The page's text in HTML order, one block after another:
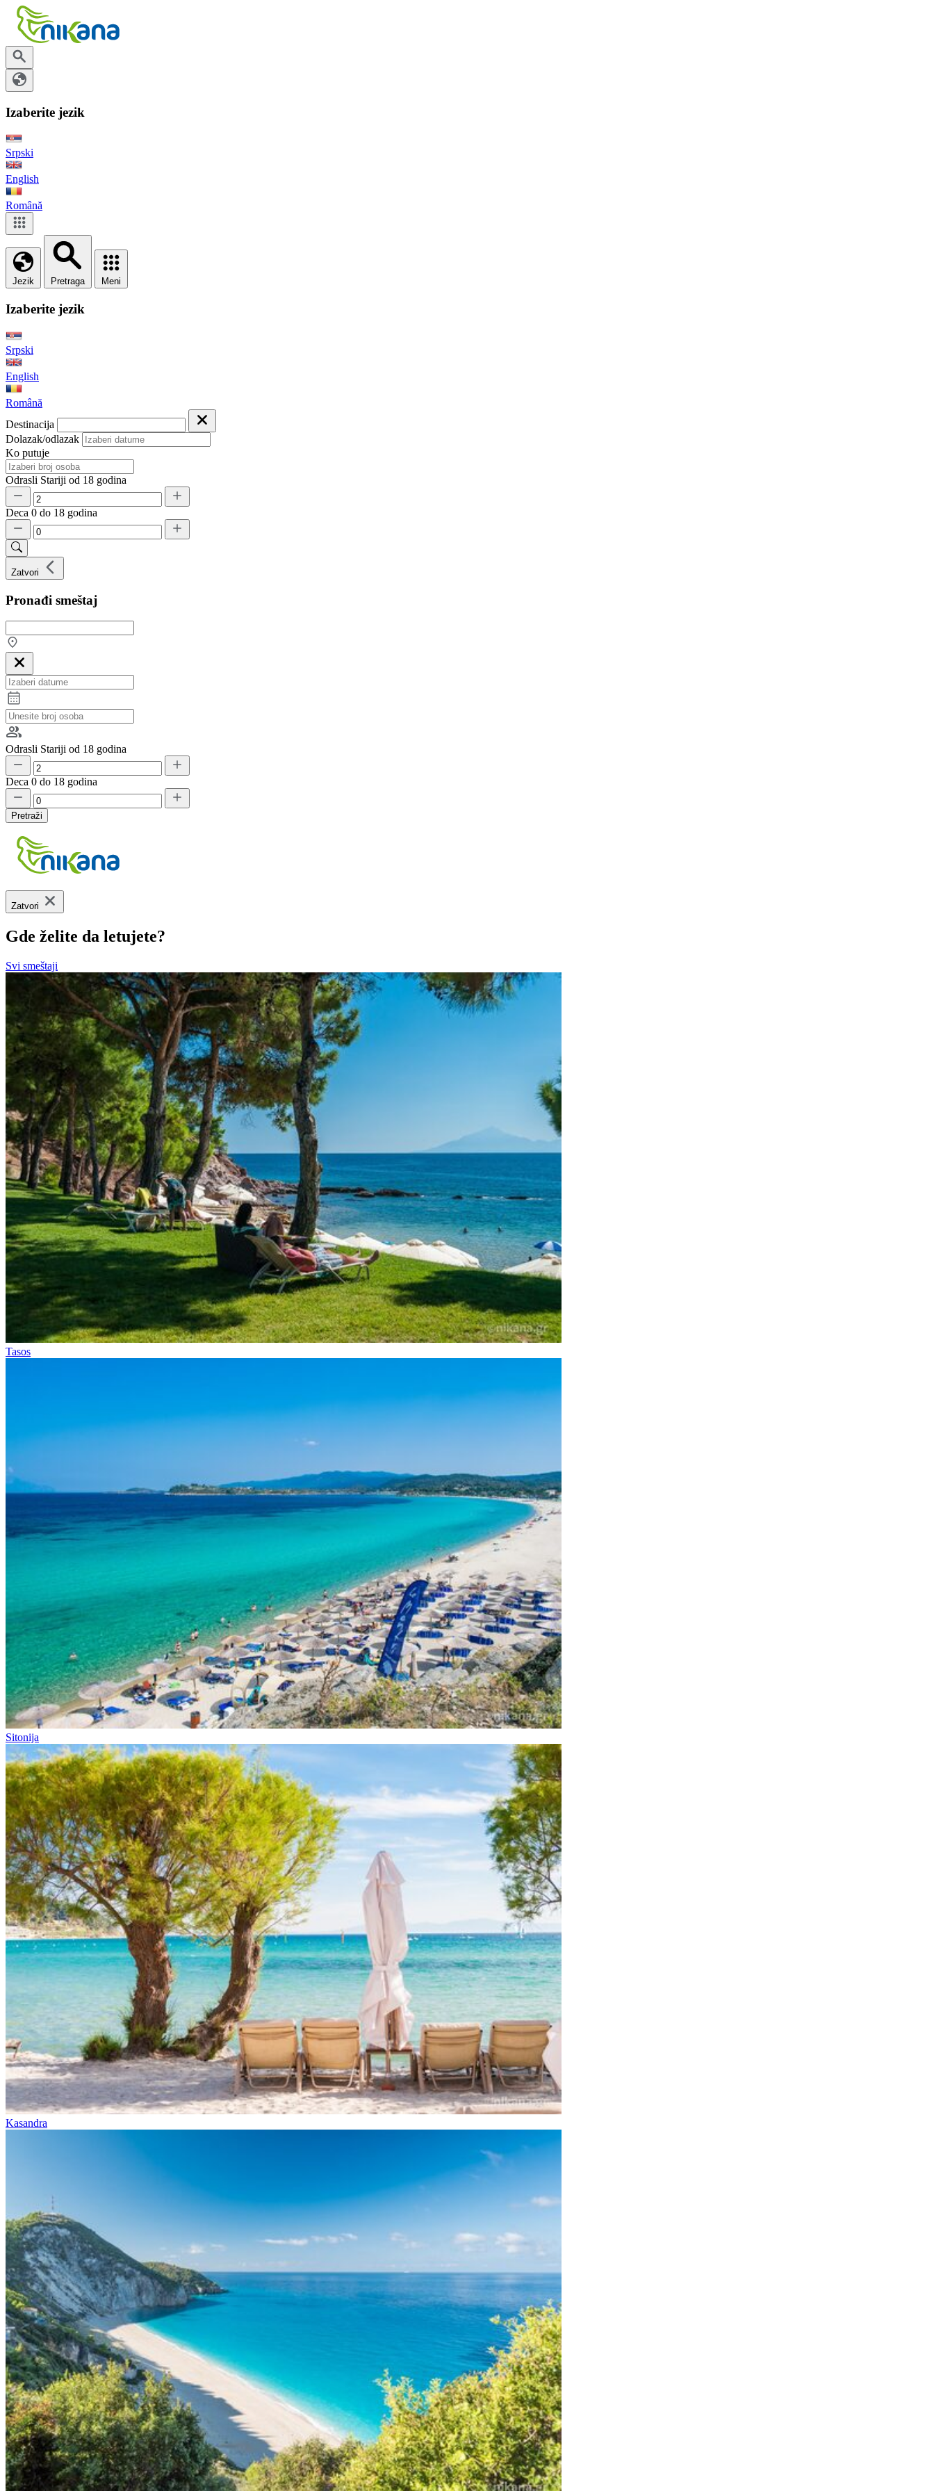
Izaberite jezik
Srpski
English
Română
Jezik Pretraga Meni
Izaberite jezik
Srpski
English
Română
Destinacija
Dolazak/odlazak
Ko putuje
Odrasli Stariji od 18 godina
Deca 0 do 18 godina
Zatvori
Pronađi smeštaj
Odrasli Stariji od 18 godina
Deca 0 do 18 godina
Pretraži
Zatvori
Gde želite da letujete?
Svi smeštaji
Tasos
Sitonija
Kasandra